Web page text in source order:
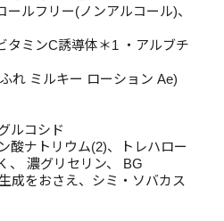
ルフリー(ノンアルコール)、
タミンC誘導体＊1 ・アルブチ
れ ミルキー ローション Ae)
ルコシド
酸ナトリウム(2)、トレハロー
、 濃グリセリン、 BG
成をおさえ、シミ・ソバカス